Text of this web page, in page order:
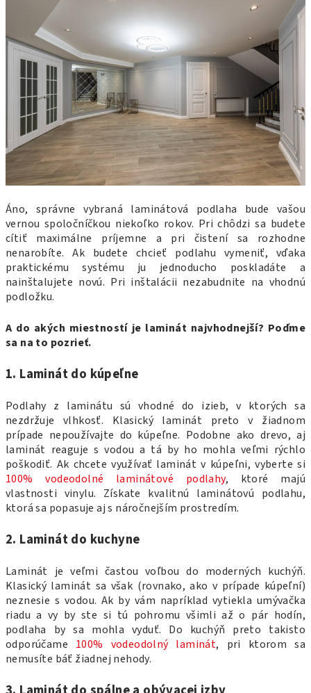
Áno, správne vybraná laminátová podlaha bude vašou
vernou spoločníčkou niekoľko rokov. Pri chôdzi sa budete
cítiť maximálne príjemne a pri čistení sa rozhodne
nenarobíte. Ak budete chcieť podlahu vymeniť, vďaka
praktickému systému ju jednoducho poskladáte a
nainštalujete novú. Pri inštalácii nezabudnite na vhodnú
podložku.
A do akých miestností je laminát najvhodnejší? Poďme
sa na to pozrieť.
1. Laminát do kúpeľne
Podlahy z laminátu sú vhodné do izieb, v ktorých sa
nezdržuje vlhkosť. Klasický laminát preto v žiadnom
prípade nepoužívajte do kúpeľne. Podobne ako drevo, aj
laminát reaguje s vodou a tá by ho mohla veľmi rýchlo
poškodiť. Ak chcete využívať laminát v kúpeľni, vyberte si
100% vodeodolné laminátové podlahy, ktoré majú
vlastnosti vinylu. Získate kvalitnú laminátovú podlahu,
ktorá sa popasuje aj s náročnejším prostredím.
2. Laminát do kuchyne
Laminát je veľmi častou voľbou do moderných kuchýň.
Klasický laminát sa však (rovnako, ako v prípade kúpeľní)
neznesie s vodou. Ak by vám napríklad vytiekla umývačka
riadu a vy by ste si tú pohromu všimli až o pár hodín,
podlaha by sa mohla vyduť. Do kuchýň preto takisto
odporúčame 100% vodeodolný laminát, pri ktorom sa
nemusíte báť žiadnej nehody.